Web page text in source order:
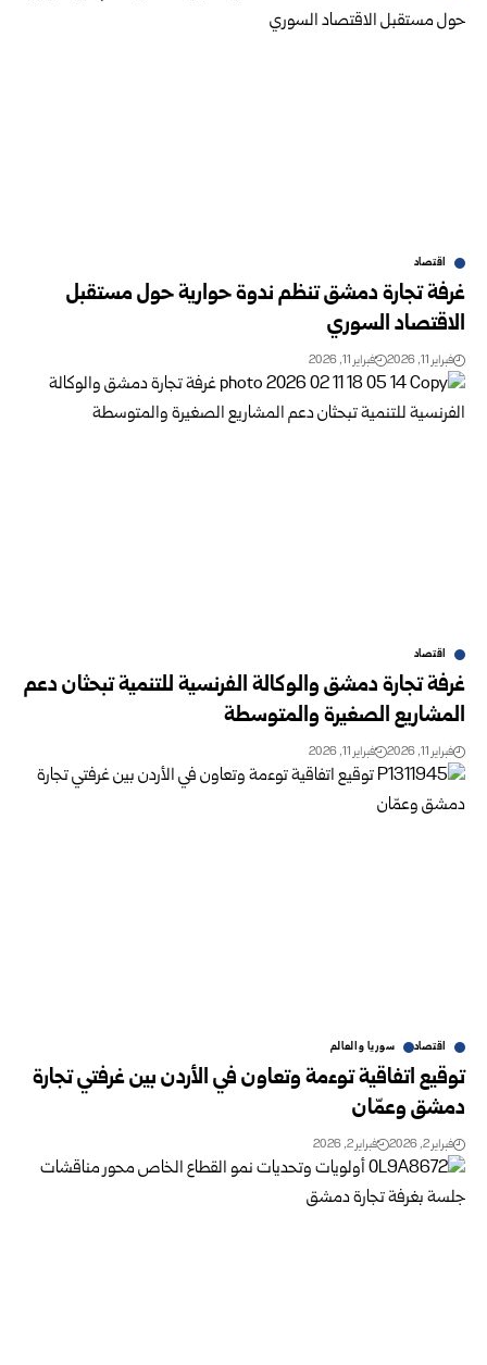
اقتصاد
غرفة تجارة دمشق تنظم ندوة حوارية حول مستقبل
الاقتصاد السوري
فبراير 11, 2026 فبراير 11, 2026
اقتصاد
غرفة تجارة دمشق والوكالة الفرنسية للتنمية تبحثان دعم
المشاريع الصغيرة والمتوسطة
فبراير 11, 2026 فبراير 11, 2026
اقتصاد سوريا والعالم
توقيع اتفاقية توءمة وتعاون في الأردن بين غرفتي تجارة
دمشق وعمّان
فبراير 2, 2026 فبراير 2, 2026